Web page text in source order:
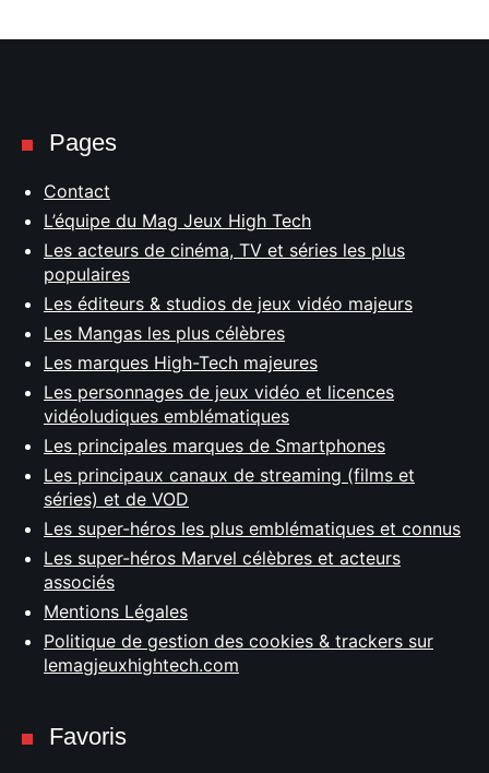
Pages
Contact
L’équipe du Mag Jeux High Tech
Les acteurs de cinéma, TV et séries les plus
populaires
Les éditeurs & studios de jeux vidéo majeurs
Les Mangas les plus célèbres
Les marques High-Tech majeures
Les personnages de jeux vidéo et licences
vidéoludiques emblématiques
Les principales marques de Smartphones
Les principaux canaux de streaming (films et
séries) et de VOD
Les super-héros les plus emblématiques et connus
Les super-héros Marvel célèbres et acteurs
associés
Mentions Légales
Politique de gestion des cookies & trackers sur
lemagjeuxhightech.com
Favoris